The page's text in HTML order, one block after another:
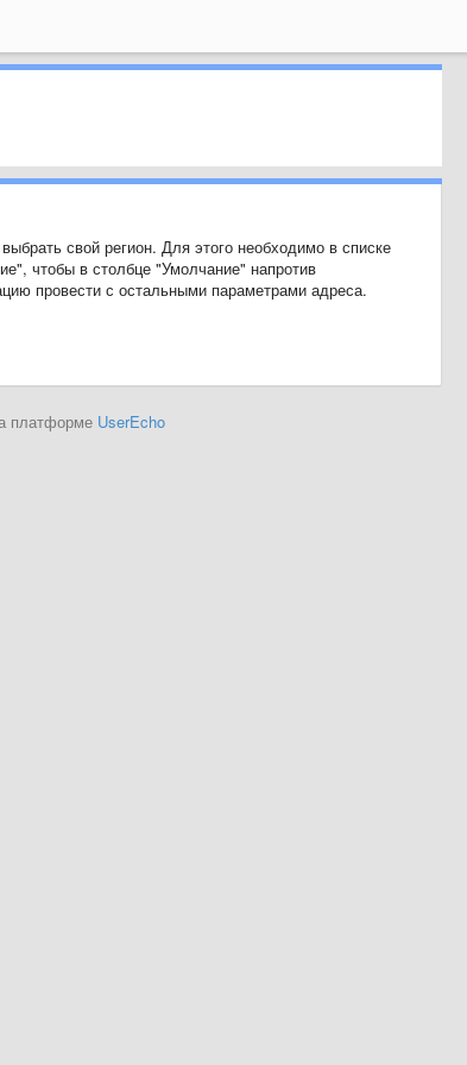
свой регион. Для этого необходимо в списке
чтобы в столбце "Умолчание" напротив
провести с остальными параметрами адреса.
платформе UserEcho